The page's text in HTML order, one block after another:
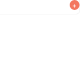
+
べくお早めにお召